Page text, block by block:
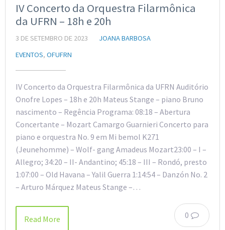
IV Concerto da Orquestra Filarmônica
da UFRN – 18h e 20h
3 DE SETEMBRO DE 2023
JOANA BARBOSA
EVENTOS, OFUFRN
IV Concerto da Orquestra Filarmônica da UFRN Auditório
Onofre Lopes – 18h e 20h Mateus Stange – piano Bruno
nascimento – Regência Programa: 08:18 – Abertura
Concertante – Mozart Camargo Guarnieri Concerto para
piano e orquestra No. 9 em Mi bemol K271
(Jeunehomme) – Wolf- gang Amadeus Mozart23:00 – I –
Allegro; 34:20 – II- Andantino; 45:18 – III – Rondó, presto
1:07:00 – Old Havana – Yalil Guerra 1:14:54 – Danzón No. 2
– Arturo Márquez Mateus Stange –…
0
Read More